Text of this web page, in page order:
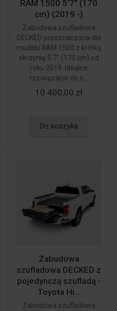
RAM 1500 5'7" (170
cm) (2019 -)
Zabudowa szufladowa
DECKED przeznaczona dla
modelu RAM 1500 z krótką
skrzynią 5'7" (170 cm) od
roku 2019. Idealne
rozwiązanie do o...
10 400,00 zł
Do koszyka
Zabudowa
szufladowa DECKED z
pojedynczą szufladą -
Toyota Hi...
Zabudowa szufladowa